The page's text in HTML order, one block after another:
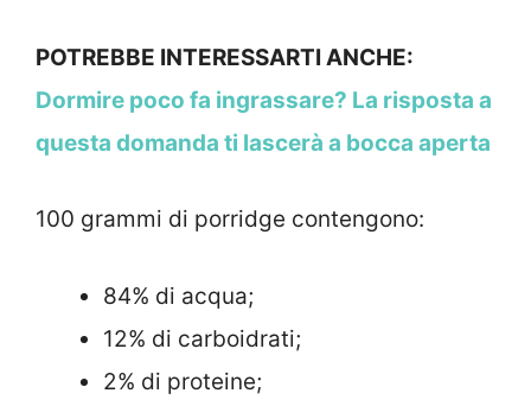
POTREBBE INTERESSARTI ANCHE:
Dormire poco fa ingrassare? La risposta a
questa domanda ti lascerà a bocca aperta
100 grammi di porridge contengono:
84% di acqua;
12% di carboidrati;
2% di proteine;